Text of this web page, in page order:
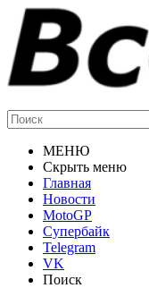
МЕНЮ
Скрыть меню
Главная
Новости
MotoGP
Супербайк
Telegram
VK
Поиск